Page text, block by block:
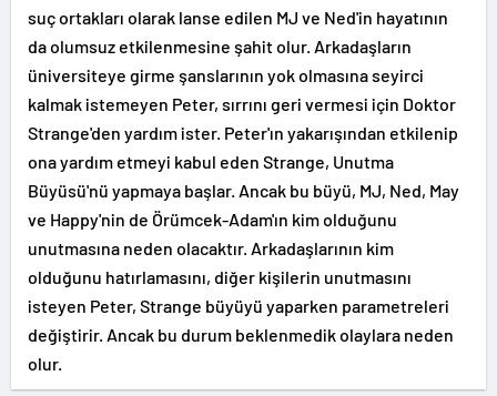
suç ortakları olarak lanse edilen MJ ve Ned'in hayatının
da olumsuz etkilenmesine şahit olur. Arkadaşların
üniversiteye girme şanslarının yok olmasına seyirci
kalmak istemeyen Peter, sırrını geri vermesi için Doktor
Strange'den yardım ister. Peter'ın yakarışından etkilenip
ona yardım etmeyi kabul eden Strange, Unutma
Büyüsü'nü yapmaya başlar. Ancak bu büyü, MJ, Ned, May
ve Happy'nin de Örümcek-Adam'ın kim olduğunu
unutmasına neden olacaktır. Arkadaşlarının kim
olduğunu hatırlamasını, diğer kişilerin unutmasını
isteyen Peter, Strange büyüyü yaparken parametreleri
değiştirir. Ancak bu durum beklenmedik olaylara neden
olur.